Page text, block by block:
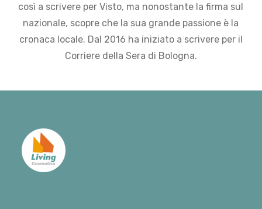
così a scrivere per Visto, ma nonostante la firma sul
nazionale, scopre che la sua grande passione è la
cronaca locale. Dal 2016 ha iniziato a scrivere per il
Corriere della Sera di Bologna.